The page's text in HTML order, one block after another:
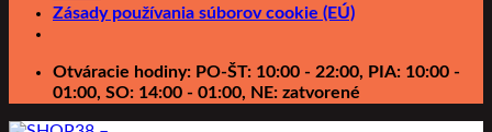
Zásady používania súborov cookie (EÚ)
Otváracie hodiny: PO-ŠT: 10:00 - 22:00, PIA: 10:00 -
01:00, SO: 14:00 - 01:00, NE: zatvorené